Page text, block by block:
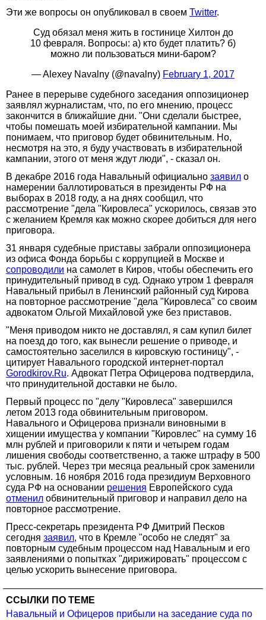
Эти же вопросы он опубликовал в своем Twitter.
Суд обязал меня жить в гостинице Хилтон до
10 февраля. Вопросы: а) кто будет платить? б)
можно ли пользоваться мини-баром?
— Alexey Navalny (@navalny) February 1, 2017
Ранее в перерыве судебного заседания оппозиционер
заявлял журналистам, что, по его мнению, процесс
закончится в ближайшие дни. "Они сделали быстрее,
чтобы помешать моей избирательной кампании. Мы
понимаем, что приговор будет обвинительным. Но,
несмотря на это, я буду участвовать в избирательной
кампании, этого от меня ждут люди", - сказал он.
В декабре 2016 года Навальный официально заявил о
намерении баллотироваться в президенты РФ на
выборах в 2018 году, а на днях сообщил, что
рассмотрение "дела "Кировлеса" ускорилось, связав это
с желанием Кремля как можно скорее добиться для него
приговора.
31 января судебные приставы забрали оппозиционера
из офиса Фонда борьбы с коррупцией в Москве и
сопроводили на самолет в Киров, чтобы обеспечить его
принудительный привод в суд. Однако утром 1 февраля
Навальный прибыл в Ленинский районный суд Кирова
на повторное рассмотрение "дела "Кировлеса" со своим
адвокатом Ольгой Михайловой уже без приставов.
"Меня приводом никто не доставлял, я сам купил билет
на поезд до того, как вынесли решение о приводе, и
самостоятельно заселился в кировскую гостиницу", -
цитирует Навального городской интернет-портал
Gorodkirov.Ru. Адвокат Петра Офицерова подтвердила,
что принудительной доставки не было.
Первый процесс по "делу "Кировлеса" завершился
летом 2013 года обвинительным приговором.
Навального и Офицерова признали виновными в
хищении имущества у компании "Кировлес" на сумму 16
млн рублей и приговорили к пяти и четырем годам
лишения свободы соответственно, а также штрафу в 500
тыс. рублей. Через три месяца реальный срок заменили
условным. 16 ноября 2016 года президиум Верховного
суда РФ на основании решения Европейского суда
отменил обвинительный приговор и направил дело на
повторное рассмотрение.
Пресс-секретарь президента РФ Дмитрий Песков
сегодня заявил, что в Кремле "особо не следят" за
повторным судебным процессом над Навальным и его
заявлениями о попытках "дирижировать" процессом с
целью ускорить вынесение приговора.
ССЫЛКИ ПО ТЕМЕ
Навальный и Офицеров прибыли на заседание суда по